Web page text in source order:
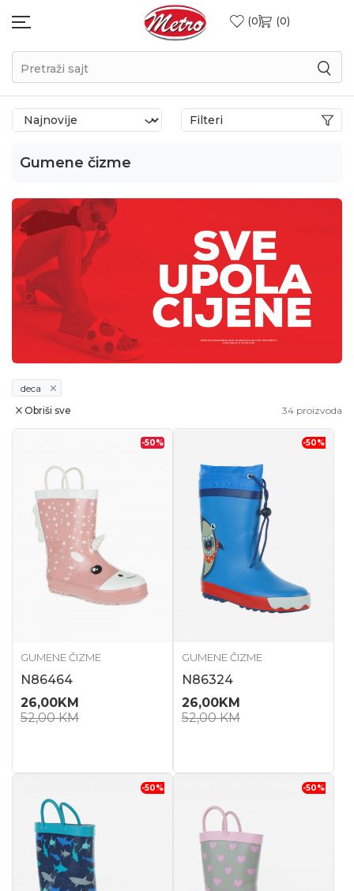
0 0
Pretraži sajt
Gumene čizme
Filteri
deca
34 proizvoda
Obriši sve
-50%
GUMENE ČIZME
N86464
26,00KM
52,00KM
-50%
GUMENE ČIZME
N86324
26,00KM
52,00KM
-50% -50%